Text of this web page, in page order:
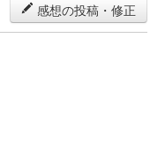
感想の投稿・修正